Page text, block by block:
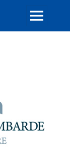
MENU